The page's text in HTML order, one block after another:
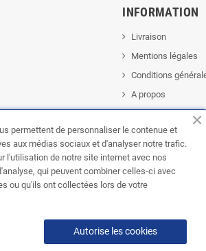
TikTok
INFORMATION
Livraison
Mentions légales
Conditions
A propos
Paiement sécurisé
Politique de
permettent de personnaliser le contenue et
aux médias sociaux et d'analyser notre trafic.
l'utilisation de notre site internet avec nos
qui peuvent combiner celles-ci avec
ou qu'ils ont collectées lors de votre
Autorise les cookies